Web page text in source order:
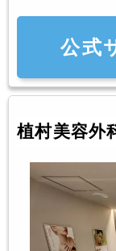
公式
植村美容外